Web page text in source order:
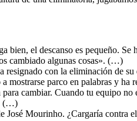
bien, el descanso es pequeño. Se
cambiado algunas cosas». (…)
con la eliminación de su
mostrarse parco en palabras y ha
cambiar. Cuando tu equipo no
(…)
José Mourinho. ¿Cargaría contra